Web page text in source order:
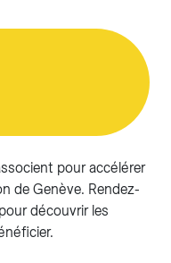
pour accélérer
de Genève. Rendez-
découvrir les